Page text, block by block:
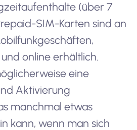
(über 7
SIM-Karten sind an
online erhältlich.
eine
Aktivierung
manchmal etwas
kann, wenn man sich